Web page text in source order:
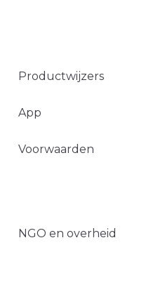
Productwijzers
App
Voorwaarden
NGO en overheid